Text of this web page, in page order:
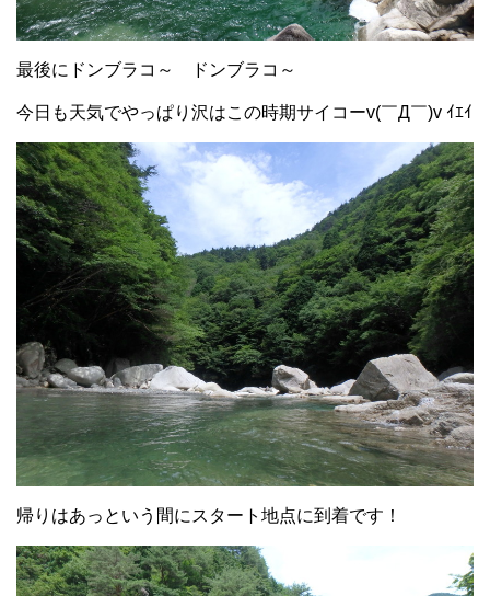
最後にドンブラコ～ ドンブラコ～
今日も天気でやっぱり沢はこの時期サイコーv(￣Д￣)v ｲｴｲ
帰りはあっという間にスタート地点に到着です！